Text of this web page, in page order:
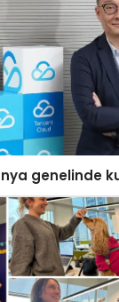
genelinde